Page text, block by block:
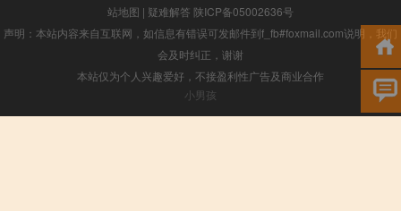
站地图 | 疑难解答 陕ICP备05002636号
声明：本站内容来自互联网，如信息有错误可发邮件到f_fb#foxmail.com说明，我们
会及时纠正，谢谢
本站仅为个人兴趣爱好，不接盈利性广告及商业合作
小男孩